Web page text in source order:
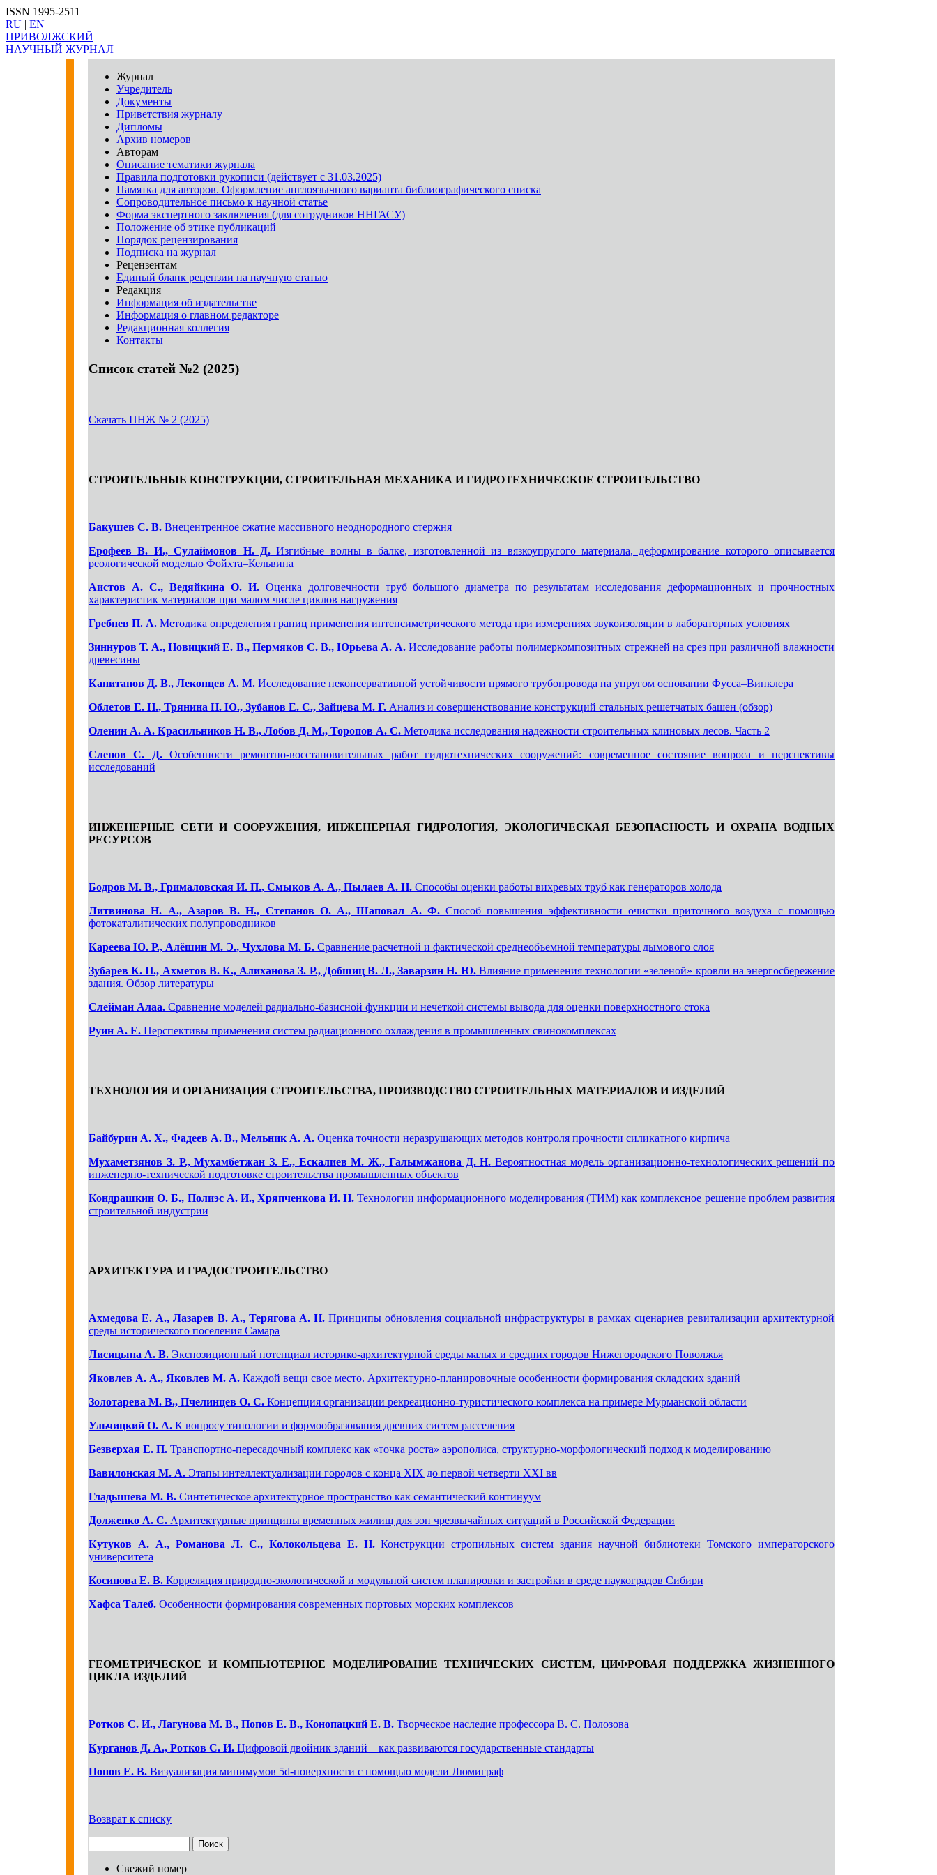
ISSN 1995-2511
RU | EN
ПРИВОЛЖСКИЙ
НАУЧНЫЙ ЖУРНАЛ
Журнал
Учредитель
Документы
Приветствия журналу
Дипломы
Архив номеров
Авторам
Описание тематики журнала
Правила подготовки рукописи (действует с 31.03.2025)
Памятка для авторов. Оформление англоязычного варианта библиографического списка
Сопроводительное письмо к научной статье
Форма экспертного заключения (для сотрудников ННГАСУ)
Положение об этике публикаций
Порядок рецензирования
Подписка на журнал
Рецензентам
Единый бланк рецензии на научную статью
Редакция
Информация об издательстве
Информация о главном редакторе
Редакционная коллегия
Контакты
Список статей №2 (2025)
Скачать ПНЖ № 2 (2025)
СТРОИТЕЛЬНЫЕ КОНСТРУКЦИИ, СТРОИТЕЛЬНАЯ МЕХАНИКА И ГИДРОТЕХНИЧЕСКОЕ СТРОИТЕЛЬСТВО
Бакушев С. В. Внецентренное сжатие массивного неоднородного стержня
Ерофеев В. И., Сулаймонов Н. Д.Изгибные волны в балке, изготовленной из вязкоупругого материала, деформирование которого описывается
реологической моделью Фойхта–Кельвина
Аистов А. С., Ведяйкина О. И.Оценка долговечности труб большого диаметра по результатам исследования деформационных и прочностных
характеристик материалов при малом числе циклов нагружения
Гребнев П. А. Методика определения границ применения интенсиметрического метода при измерениях звукоизоляции в лабораторных условиях
Зиннуров Т. А., Новицкий Е. В., Пермяков С. В., Юрьева А. А. Исследование работы полимеркомпозитных стрежней на срез при различной влажности
древесины
Капитанов Д. В., Леконцев А. М. Исследование неконсервативной устойчивости прямого трубопровода на упругом основании Фусса–Винклера
Облетов Е. Н., Трянина Н. Ю., Зубанов Е. С., Зайцева М. Г. Анализ и совершенствование конструкций стальных решетчатых башен (обзор)
Оленин А. А. Красильников Н. В., Лобов Д. М., Торопов А. С. Методика исследования надежности строительных клиновых лесов. Часть 2
Слепов С. Д.Особенности ремонтно-восстановительных работ гидротехнических сооружений: современное состояние вопроса и перспективы
исследований
ИНЖЕНЕРНЫЕ СЕТИ И СООРУЖЕНИЯ, ИНЖЕНЕРНАЯ ГИДРОЛОГИЯ, ЭКОЛОГИЧЕСКАЯ БЕЗОПАСНОСТЬ И ОХРАНА ВОДНЫХ
РЕСУРСОВ
Бодров М. В., Грималовская И. П., Смыков А. А., Пылаев А. Н. Способы оценки работы вихревых труб как генераторов холода
Литвинова Н. А., Азаров В. Н., Степанов О. А., Шаповал А. Ф.Способ повышения эффективности очистки приточного воздуха с помощью
фотокаталитических полупроводников
Кареева Ю. Р., Алёшин М. Э., Чухлова М. Б. Сравнение расчетной и фактической среднеобъемной температуры дымового слоя
Зубарев К. П., Ахметов В. К., Алиханова З. Р., Добшиц В. Л., Заварзин Н. Ю.Влияние применения технологии «зеленой» кровли на энергосбережение
здания. Обзор литературы
Слейман Алаа. Сравнение моделей радиально-базисной функции и нечеткой системы вывода для оценки поверхностного стока
Руин А. Е. Перспективы применения систем радиационного охлаждения в промышленных свинокомплексах
ТЕХНОЛОГИЯ И ОРГАНИЗАЦИЯ СТРОИТЕЛЬСТВА, ПРОИЗВОДСТВО СТРОИТЕЛЬНЫХ МАТЕРИАЛОВ И ИЗДЕЛИЙ
Байбурин А. Х., Фадеев А. В., Мельник А. А. Оценка точности неразрушающих методов контроля прочности силикатного кирпича
Мухаметзянов З. Р., Мухамбетжан З. Е., Ескалиев М. Ж., Галымжанова Д. Н. Вероятностная модель организационно-технологических решений по
инженерно-технической подготовке строительства промышленных объектов
Кондрашкин О. Б., Полиэс А. И., Хряпченкова И. Н.Технологии информационного моделирования (ТИМ) как комплексное решение проблем развития
строительной индустрии
АРХИТЕКТУРА И ГРАДОСТРОИТЕЛЬСТВО
Ахмедова Е. А., Лазарев В. А., Терягова А. Н. Принципы обновления социальной инфраструктуры в рамках сценариев ревитализации архитектурной
среды исторического поселения Самара
Лисицына А. В. Экспозиционный потенциал историко-архитектурной среды малых и средних городов Нижегородского Поволжья
Яковлев А. А., Яковлев М. А. Каждой вещи свое место. Архитектурно-планировочные особенности формирования складских зданий
Золотарева М. В., Пчелинцев О. С. Концепция организации рекреационно-туристического комплекса на примере Мурманской области
Ульчицкий О. А. К вопросу типологии и формообразования древних систем расселения
Безверхая Е. П. Транспортно-пересадочный комплекс как «точка роста» аэрополиса, структурно-морфологический подход к моделированию
Вавилонская М. А. Этапы интеллектуализации городов с конца XIX до первой четверти XXI вв
Гладышева М. В. Синтетическое архитектурное пространство как семантический континуум
Долженко А. С. Архитектурные принципы временных жилищ для зон чрезвычайных ситуаций в Российской Федерации
Кутуков А. А., Романова Л. С., Колокольцева Е. Н.Конструкции стропильных систем здания научной библиотеки Томского императорского
университета
Косинова Е. В. Корреляция природно-экологической и модульной систем планировки и застройки в среде наукоградов Сибири
Хафса Талеб. Особенности формирования современных портовых морских комплексов
ГЕОМЕТРИЧЕСКОЕ И КОМПЬЮТЕРНОЕ МОДЕЛИРОВАНИЕ ТЕХНИЧЕСКИХ СИСТЕМ, ЦИФРОВАЯ ПОДДЕРЖКА ЖИЗНЕННОГО
ЦИКЛА ИЗДЕЛИЙ
Ротков С. И., Лагунова М. В., Попов Е. В., Конопацкий Е. В. Творческое наследие профессора В. С. Полозова
Курганов Д. А., Ротков С. И. Цифровой двойник зданий – как развиваются государственные стандарты
Попов Е. В. Визуализация минимумов 5d-поверхности с помощью модели Люмиграф
Возврат к списку
Свежий номер